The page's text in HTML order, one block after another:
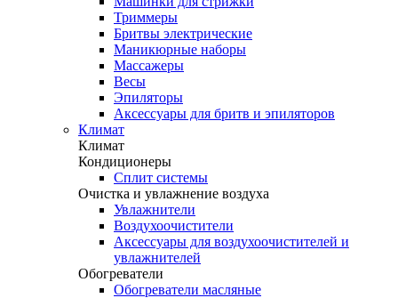
Триммеры
Бритвы электрические
Маникюрные наборы
Массажеры
Весы
Эпиляторы
Аксессуары для бритв и эпиляторов
Климат
Климат
Кондиционеры
Сплит системы
Очистка и увлажнение воздуха
Увлажнители
Воздухоочистители
Аксессуары для воздухоочистителей и
увлажнителей
Обогреватели
Обогреватели масляные